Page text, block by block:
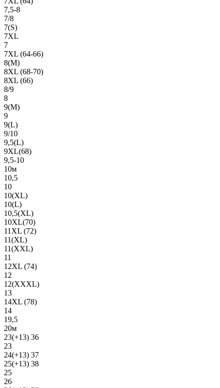
7,5-8
7/8
7(S)
7XL
7
7XL (64-66)
8(М)
8XL (68-70)
8XL (66)
8/9
8
9(М)
9
9(L)
9/10
9,5(L)
9XL(68)
9,5-10
10м
10,5
10
10(XL)
10(L)
10,5(XL)
10XL(70)
11XL (72)
11(XL)
11(XXL)
11
12XL (74)
12
12(ХХХL)
13
14XL (78)
14
19,5
20м
23(+13) 36
23
24(+13) 37
25(+13) 38
25
26